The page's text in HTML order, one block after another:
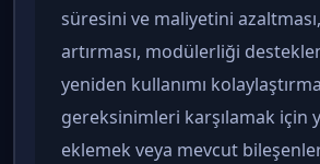
süresini ve maliyetini
artırması, modülerliği
yeniden kullanımı
gereksinimleri karşılamak için
eklemek veya mevcut